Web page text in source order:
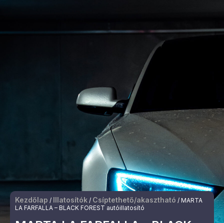
Kezdőlap / Illatosítók / Csíptethető/akasztható / MARTA
LA FARFALLA – BLACK FOREST autóillatosító